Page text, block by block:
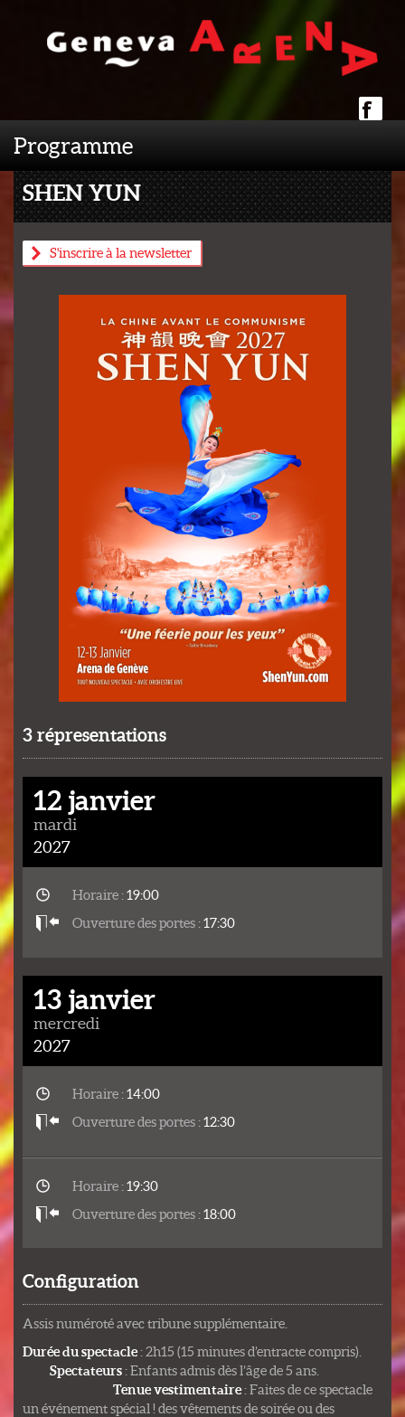
Programme
SHEN YUN
S'inscrire à la newsletter
3 répresentations
12 janvier
mardi
2027
Horaire :19:00
Ouverture des portes :17:30
13 janvier
mercredi
2027
Horaire :14:00
Ouverture des portes :12:30
Horaire :19:30
Ouverture des portes :18:00
Configuration
Assis numéroté avec tribune supplémentaire.
Durée du spectacle: 2h15 (15 minutes d’entracte compris).
Spectateurs : Enfants admis dès l’âge de 5 ans.
Tenue vestimentaire: Faites de ce spectacle
un événement spécial ! des vêtements de soirée ou des